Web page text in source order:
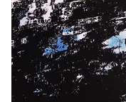
水面に映る景色が綺麗